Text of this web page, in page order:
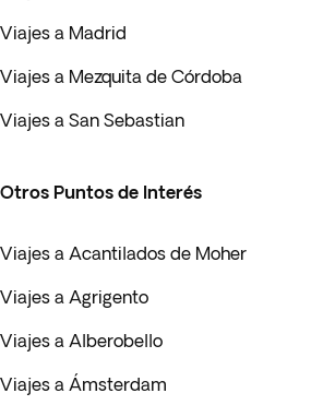
Viajes a Madrid
Viajes a Mezquita de Córdoba
Viajes a San Sebastian
Otros Puntos de Interés
Viajes a Acantilados de Moher
Viajes a Agrigento
Viajes a Alberobello
Viajes a Ámsterdam